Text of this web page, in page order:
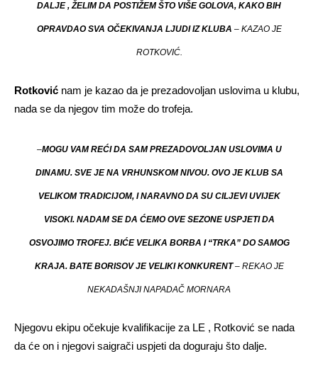
DALJE , ŽELIM DA POSTIŽEM ŠTO VIŠE GOLOVA, KAKO BIH
OPRAVDAO SVA OČEKIVANJA LJUDI IZ KLUBA – KAZAO JE
ROTKOVIĆ.
Rotković nam je kazao da je prezadovoljan uslovima u klubu,
nada se da njegov tim može do trofeja.
–MOGU VAM REĆI DA SAM PREZADOVOLJAN USLOVIMA U
DINAMU. SVE JE NA VRHUNSKOM NIVOU. OVO JE KLUB SA
VELIKOM TRADICIJOM, I NARAVNO DA SU CILJEVI UVIJEK
VISOKI. NADAM SE DA ĆEMO OVE SEZONE USPJETI DA
OSVOJIMO TROFEJ. BIĆE VELIKA BORBA I “TRKA” DO SAMOG
KRAJA. BATE BORISOV JE VELIKI KONKURENT– REKAO JE
NEKADAŠNJI NAPADAČ MORNARA
Njegovu ekipu očekuje kvalifikacije za LE , Rotković se nada
da će on i njegovi saigrači uspjeti da doguraju što dalje.